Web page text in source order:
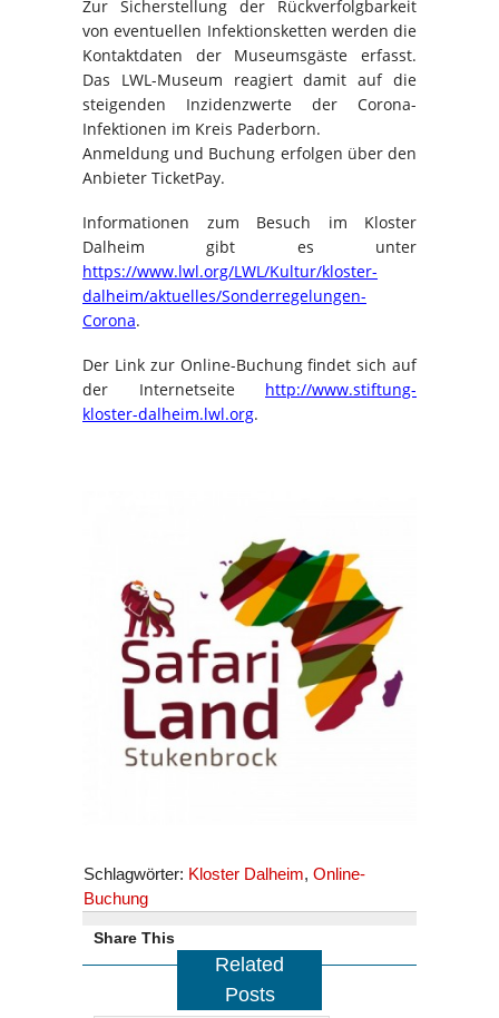
Zur Sicherstellung der Rückverfolgbarkeit
von eventuellen Infektionsketten werden die
Kontaktdaten der Museumsgäste erfasst.
Das LWL-Museum reagiert damit auf die
steigenden Inzidenzwerte der Corona-
Infektionen im Kreis Paderborn.
Anmeldung und Buchung erfolgen über den
Anbieter TicketPay.
Informationen zum Besuch im Kloster
Dalheim gibt es unter
https://www.lwl.org/LWL/Kultur/kloster-
dalheim/aktuelles/Sonderregelungen-
Corona.
Der Link zur Online-Buchung findet sich auf
der Internetseite http://www.stiftung-
kloster-dalheim.lwl.org.
Schlagwörter: Kloster Dalheim, Online-
Buchung
Share This
Related
Posts